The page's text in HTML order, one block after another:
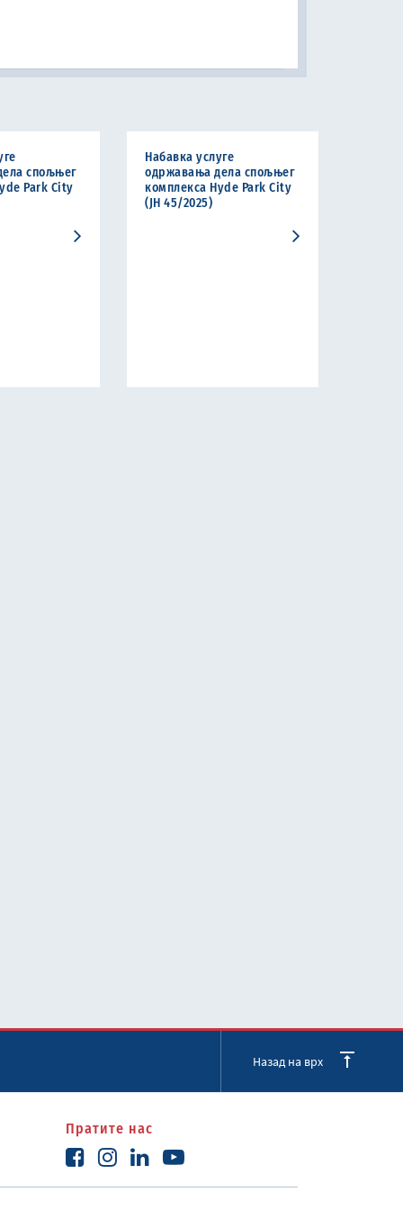
спољњег
Park City
Набавка услуге
одржавања дела спољњег
комплекса Hyde Park City
(ЈН 45/2025)
Назад на врх
Пратите нас